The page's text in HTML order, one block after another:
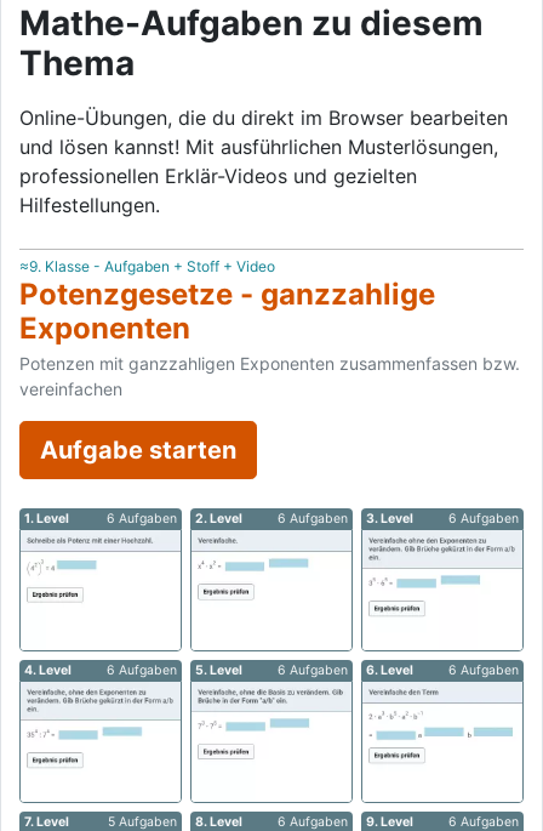
Mathe-Aufgaben zu diesem
Thema
Online-Übungen, die du direkt im Browser bearbeiten
und lösen kannst! Mit ausführlichen Musterlösungen,
professionellen Erklär-Videos und gezielten
Hilfestellungen.
≈9. Klasse - Aufgaben + Stoff + Video
Potenzgesetze - ganzzahlige
Exponenten
Potenzen mit ganzzahligen Exponenten zusammenfassen bzw.
vereinfachen
Aufgabe starten
1. Level 6 Aufgaben 2. Level 6 Aufgaben 3. Level 6 Aufgaben
4. Level 6 Aufgaben 5. Level 6 Aufgaben 6. Level 6 Aufgaben
7. Level 5 Aufgaben 8. Level 6 Aufgaben 9. Level 6 Aufgaben